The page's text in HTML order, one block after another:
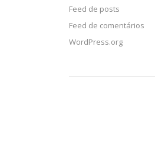
Feed de posts
Feed de comentários
WordPress.org